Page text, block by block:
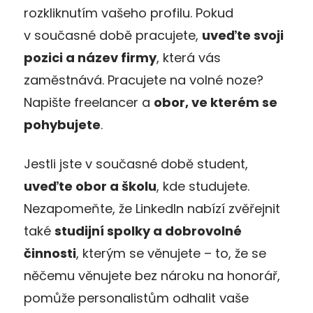
rozkliknutím vašeho profilu. Pokud
v současné době pracujete, uveďte svoji
pozici a název firmy, která vás
zaměstnává. Pracujete na volné noze?
Napište freelancer a obor, ve kterém se
pohybujete.
Jestli jste v současné době student,
uveďte obor a školu, kde studujete.
Nezapomeňte, že LinkedIn nabízí zvěřejnit
také studijní spolky a dobrovolné
činnosti, kterým se věnujete – to, že se
něčemu věnujete bez nároku na honorář,
pomůže personalistům odhalit vaše